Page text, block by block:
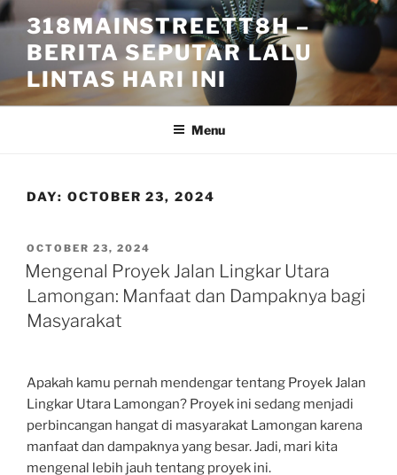
Skip
to
content
318MAINSTREETT8H –
BERITA SEPUTAR LALU
LINTAS HARI INI
Menu
DAY: OCTOBER 23, 2024
POSTED
ON
OCTOBER 23, 2024
Mengenal Proyek Jalan Lingkar Utara
Lamongan: Manfaat dan Dampaknya bagi
Masyarakat
Apakah kamu pernah mendengar tentang Proyek Jalan
Lingkar Utara Lamongan? Proyek ini sedang menjadi
perbincangan hangat di masyarakat Lamongan karena
manfaat dan dampaknya yang besar. Jadi, mari kita
mengenal lebih jauh tentang proyek ini.